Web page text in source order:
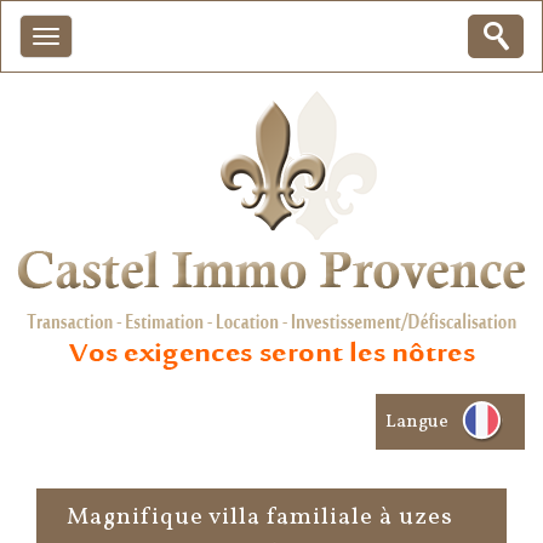
Langue
magnifique villa familiale à uzes